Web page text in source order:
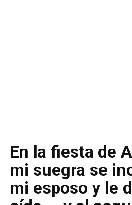
En la fiesta de
mi suegra se
mi esposo y le